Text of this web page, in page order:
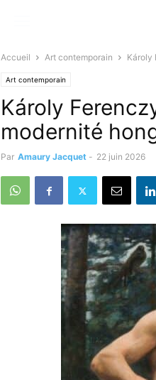
Accueil Art contemporain Károly
Art contemporain
Károly
modernité
Par Amaury Jacquet - 22 juin 2026